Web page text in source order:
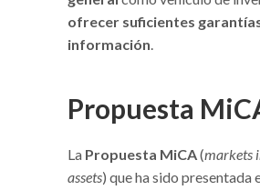
ofrecer suficientes
información.
Propuesta
La Propuesta MiCA(markets
assets) que ha sido presentada